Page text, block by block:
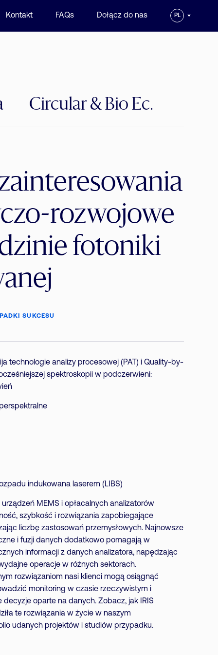
Kontakt FAQs Dołącz do nas PL
Circular & Bio Ec.
rozwojowe
fotoniki
SUKCESU
technologie analizy procesowej (PAT) i Quality-by-
spektroskopii w podczerwieni:
indukowana laserem (LIBS)
MEMS i opłacalnych analizatorów
szybkość i rozwiązania zapobiegające
liczbę zastosowań przemysłowych. Najnowsze
i fuzji danych dodatkowo pomagają w
informacji z danych analizatora, napędzając
operacje w różnych sektorach.
rozwiązaniom nasi klienci mogą osiągnąć
monitoring w czasie rzeczywistym i
oparte na danych. Zobacz, jak IRIS
te rozwiązania w życie w naszym
udanych projektów i studiów przypadku.